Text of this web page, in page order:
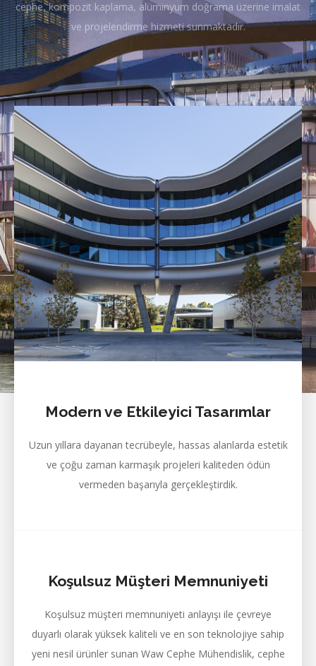
cephe, kompozit kaplama, alüminyum doğrama üzerine imalat
ve projelendirme hizmeti sunmaktadır.
Modern ve Etkileyici Tasarımlar
Uzun yıllara dayanan tecrübeyle, hassas alanlarda estetik
ve çoğu zaman karmaşık projeleri kaliteden ödün
vermeden başarıyla gerçekleştirdik.
Koşulsuz Müşteri Memnuniyeti
Koşulsuz müşteri memnuniyeti anlayışı ile çevreye
duyarlı olarak yüksek kaliteli ve en son teknolojiye sahip
yeni nesil ürünler sunan Waw Cephe Mühendislik, cephe